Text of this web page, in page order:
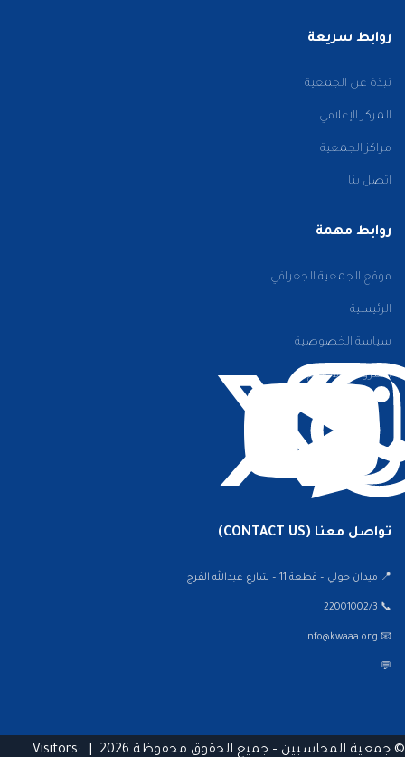
روابط سريعة
نبذة عن الجمعية
المركز الإعلامي
مراكز الجمعية
اتصل بنا
روابط مهمة
موقع الجمعية الجغرافي
الرئيسية
سياسة الخصوصية
الشروط والأحكام
تواصل معنا (CONTACT US)
📍 ميدان حولي – قطعة 11 – شارع عبدالله الفرج
📞 22001002/3
📧 info@kwaaa.org
💬
© جمعية المحاسبين – جميع الحقوق محفوظة 2026 | Visitors: